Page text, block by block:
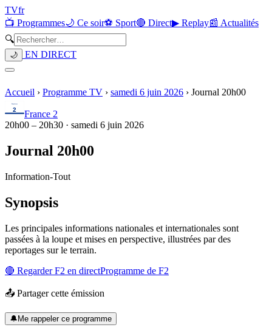
TVfr
📺 Programmes🌙 Ce soir⚽ Sport🔴 Direct▶ Replay📰 Actualités
🔍
🌙 EN DIRECT
Accueil › Programme TV › samedi 6 juin 2026 › Journal 20h00
France 2
20h00 – 20h30 · samedi 6 juin 2026
Journal 20h00
Information-Tout
Synopsis
Les principales informations nationales et internationales sont
passées à la loupe et mises en perspective, illustrées par des
reportages sur le terrain.
🔴 RegarderF2 en directProgramme de F2
📤 Partager cette émission
🔔Me rappeler ce programme